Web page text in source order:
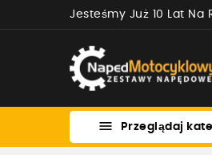
Jesteśmy Już 10 Lat Na
 Przeglądaj